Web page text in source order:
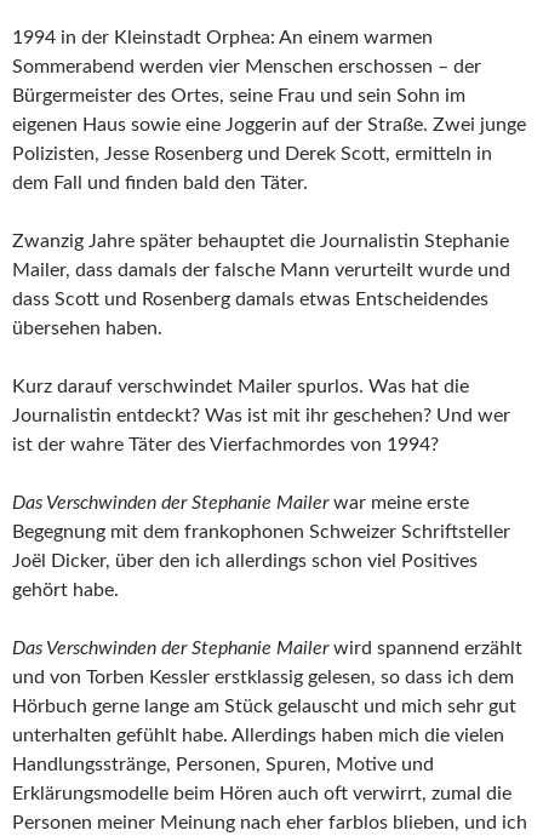
1994 in der Kleinstadt Orphea: An einem warmen
Sommerabend werden vier Menschen erschossen – der
Bürgermeister des Ortes, seine Frau und sein Sohn im
eigenen Haus sowie eine Joggerin auf der Straße. Zwei junge
Polizisten, Jesse Rosenberg und Derek Scott, ermitteln in
dem Fall und finden bald den Täter.
Zwanzig Jahre später behauptet die Journalistin Stephanie
Mailer, dass damals der falsche Mann verurteilt wurde und
dass Scott und Rosenberg damals etwas Entscheidendes
übersehen haben.
Kurz darauf verschwindet Mailer spurlos. Was hat die
Journalistin entdeckt? Was ist mit ihr geschehen? Und wer
ist der wahre Täter des Vierfachmordes von 1994?
Das Verschwinden der Stephanie Mailerwar meine erste
Begegnung mit dem frankophonen Schweizer Schriftsteller
Joël Dicker, über den ich allerdings schon viel Positives
gehört habe.
Das Verschwinden der Stephanie Mailerwird spannend erzählt
und von Torben Kessler erstklassig gelesen, so dass ich dem
Hörbuch gerne lange am Stück gelauscht und mich sehr gut
unterhalten gefühlt habe. Allerdings haben mich die vielen
Handlungsstränge, Personen, Spuren, Motive und
Erklärungsmodelle beim Hören auch oft verwirrt, zumal die
Personen meiner Meinung nach eher farblos blieben, und ich